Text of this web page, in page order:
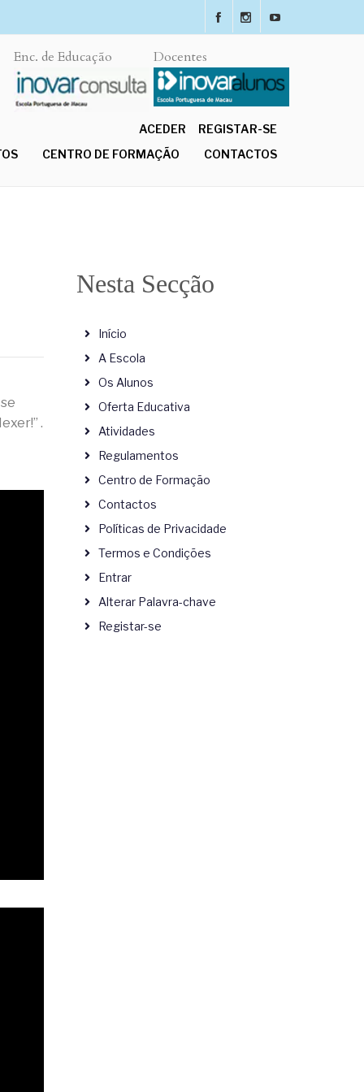
Docentes
Enc. de Educação
ACEDER
REGISTAR-SE
CENTRO DE FORMAÇÃO CONTACTOS
.
Nesta Secção
Início
A Escola
Os Alunos
Oferta Educativa
Atividades
Regulamentos
Centro de Formação
Contactos
Políticas de Privacidade
Termos e Condições
Entrar
Alterar Palavra-chave
Registar-se